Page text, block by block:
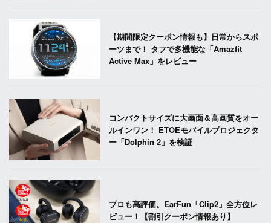
【期間限定クーポン情報も】日常からスポ
ーツまで！ タフで多機能な「Amazfit
Active Max」をレビュー
コンパクトサイズに大画面＆高画質をオー
ルインワン！ ETOEモバイルプロジェクタ
ー「Dolphin 2」を検証
プロも高評価。EarFun「Clip2」全方位レ
ビュー！【割引クーポン情報あり】